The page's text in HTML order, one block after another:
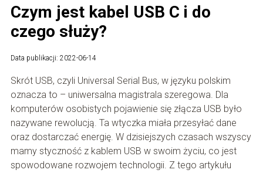
Czym jest kabel USB C i do
czego służy?
Data publikacji: 2022-06-14
Skrót USB, czyli Universal Serial Bus, w języku polskim
oznacza to – uniwersalna magistrala szeregowa. Dla
komputerów osobistych pojawienie się złącza USB było
nazywane rewolucją. Ta wtyczka miała przesyłać dane
oraz dostarczać energię. W dzisiejszych czasach wszyscy
mamy styczność z kablem USB w swoim życiu, co jest
spowodowane rozwojem technologii. Z tego artykułu